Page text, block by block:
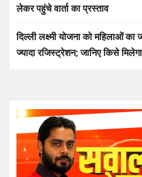
लेकर पहुंचे वार्ता का प्रस्ताव
दिल्ली लक्ष्मी योजना को महिलाओं
ज्यादा रजिस्ट्रेशन; जानिए किसे